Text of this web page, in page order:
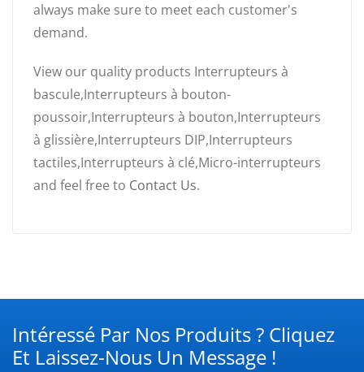
always make sure to meet each customer's
demand.
View our quality products Interrupteurs à
bascule,Interrupteurs à bouton-
poussoir,Interrupteurs à bouton,Interrupteurs
à glissière,Interrupteurs DIP,Interrupteurs
tactiles,Interrupteurs à clé,Micro-interrupteurs
and feel free to Contact Us.
Intéressé Par Nos Produits ? Cliquez
Et Laissez-Nous Un Message !